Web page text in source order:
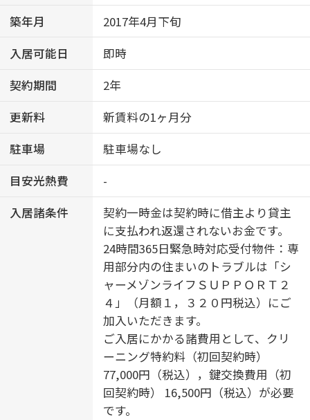
築年月
2017年4月下旬
入居可能日
即時
契約期間
2年
更新料
新賃料の1ヶ月分
駐車場
駐車場なし
目安光熱費
-
入居諸条件
契約一時金は契約時に借主より貸主
に支払われ返還されないお金です。
24時間365日緊急時対応受付物件：専
用部分内の住まいのトラブルは「シ
ャーメゾンライフＳＵＰＰＯＲＴ２
４」（月額１，３２０円税込）にご
加入いただきます。
ご入居にかかる諸費用として、クリ
ーニング特約料（初回契約時）
77,000円（税込），鍵交換費用（初
回契約時） 16,500円（税込）が必要
です。